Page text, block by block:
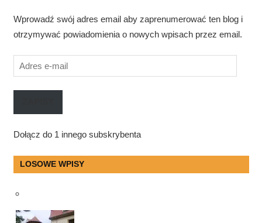
Wprowadź swój adres email aby zaprenumerować ten blog i
otrzymywać powiadomienia o nowych wpisach przez email.
Adres
e-
mail
Dołącz do 1 innego subskrybenta
LOSOWE WPISY